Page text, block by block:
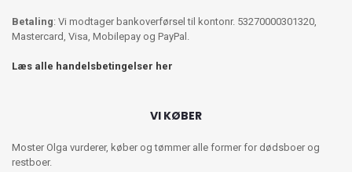
Betaling: Vi modtager bankoverførsel til kontonr. 53270000301320,
Mastercard, Visa, Mobilepay og PayPal.
Læs alle handelsbetingelser her
VI KØBER
Moster Olga vurderer, køber og tømmer alle former for dødsboer og
restboer.